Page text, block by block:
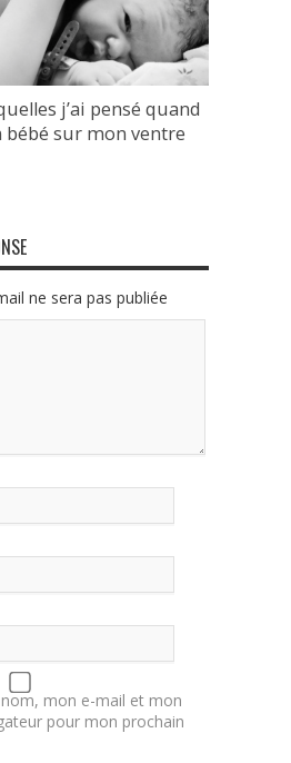
j’ai pensé quand
bébé sur mon ventre
ne sera pas publiée
mon e-mail et mon
pour mon prochain